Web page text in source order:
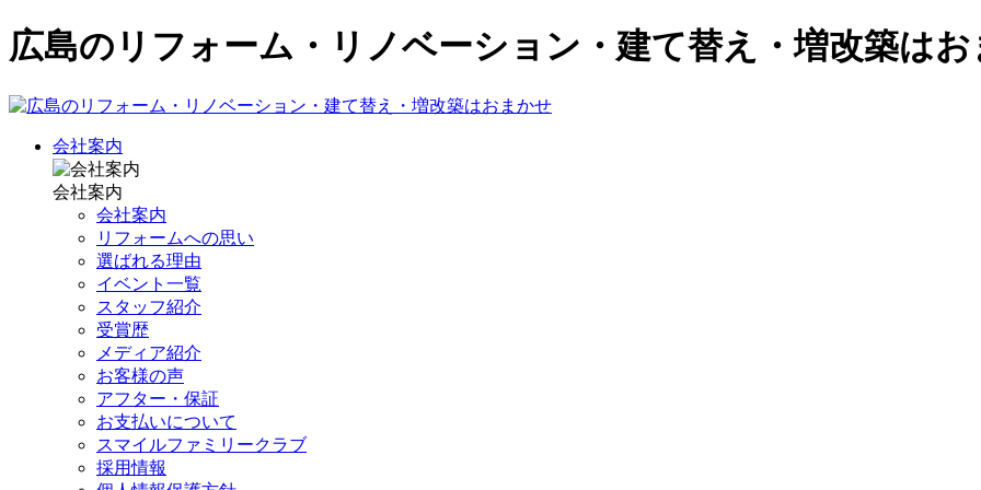
広島のリフォーム・リノベーション・建て替え・増改築は
会社案内
会社案内
会社案内
リフォームへの思い
選ばれる理由
イベント一覧
スタッフ紹介
受賞歴
メディア紹介
お客様の声
アフター・保証
お支払いについて
スマイルファミリークラブ
採用情報